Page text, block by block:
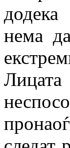
додека
нема